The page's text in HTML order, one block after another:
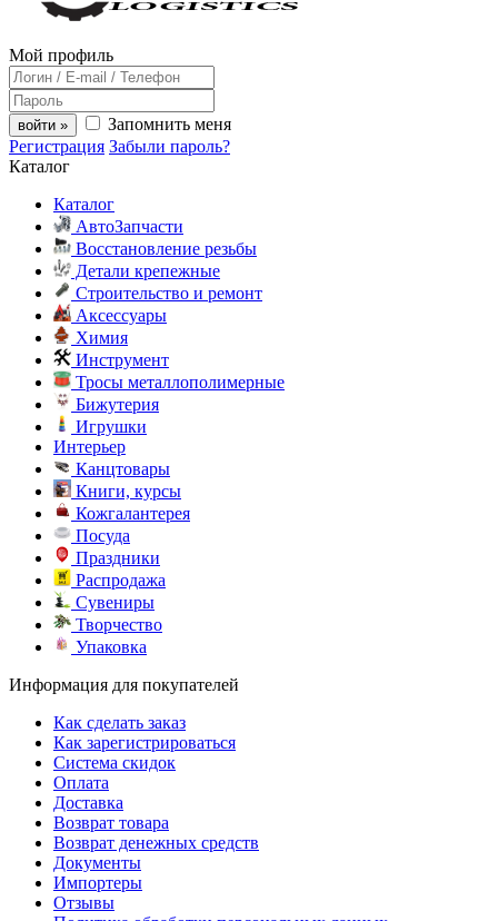
Мой профиль
войти »
Запомнить меня
Регистрация Забыли пароль?
Каталог
Каталог
АвтоЗапчасти
Восстановление резьбы
Детали крепежные
Строительство и ремонт
Аксессуары
Химия
Инструмент
Тросы металлополимерные
Бижутерия
Игрушки
Интерьер
Канцтовары
Книги, курсы
Кожгалантерея
Посуда
Праздники
Распродажа
Сувениры
Творчество
Упаковка
Информация для покупателей
Как сделать заказ
Как зарегистрироваться
Система скидок
Оплата
Доставка
Возврат товара
Возврат денежных средств
Документы
Импортеры
Отзывы